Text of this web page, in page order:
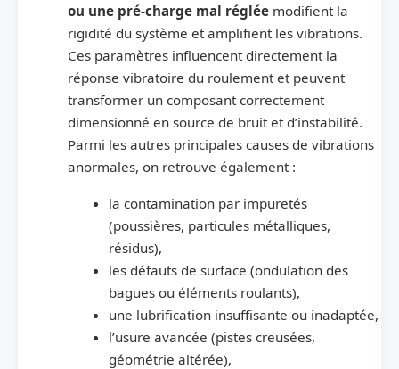
ou une pré-charge mal réglée modifient la
rigidité du système et amplifient les vibrations.
Ces paramètres influencent directement la
réponse vibratoire du roulement et peuvent
transformer un composant correctement
dimensionné en source de bruit et d’instabilité.
Parmi les autres principales causes de vibrations
anormales, on retrouve également :
la contamination par impuretés
(poussières, particules métalliques,
résidus),
les défauts de surface (ondulation des
bagues ou éléments roulants),
une lubrification insuffisante ou inadaptée,
l’usure avancée (pistes creusées,
géométrie altérée),